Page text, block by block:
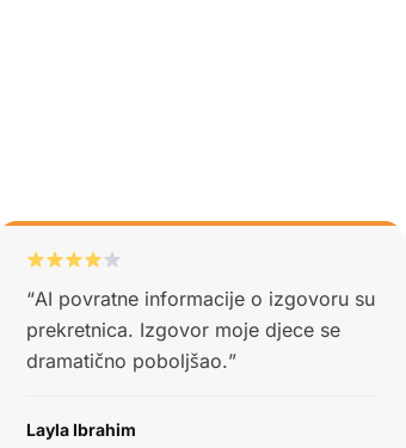
“AI povratne informacije o izgovoru su
prekretnica. Izgovor moje djece se
dramatično poboljšao.”
Layla Ibrahim